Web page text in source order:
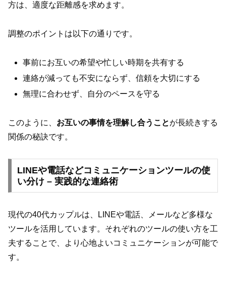
方は、適度な距離感を求めます。
調整のポイントは以下の通りです。
事前にお互いの希望や忙しい時期を共有する
連絡が減っても不安にならず、信頼を大切にする
無理に合わせず、自分のペースを守る
このように、 お互いの事情を理解し合うことが長続きする
関係の秘訣です。
LINEや電話などコミュニケーションツールの使
い分け – 実践的な連絡術
現代の40代カップルは、LINEや電話、メールなど多様な
ツールを活用しています。それぞれのツールの使い方を工
夫することで、より心地よいコミュニケーションが可能で
す。